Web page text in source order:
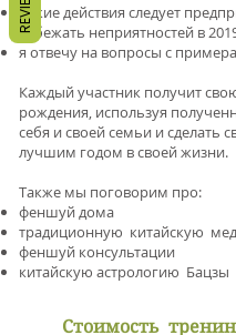
Какие действия следует
избежать неприятностей в
я отвечу на вопросы с
Каждый участник получит
рождения, используя
себя и своей семьи и сделать
лучшим годом в своей жизни.
Также мы поговорим про:
феншуй дома
традиционную китайскую
феншуй консультации
китайскую астрологию Бацзы
Стоимость